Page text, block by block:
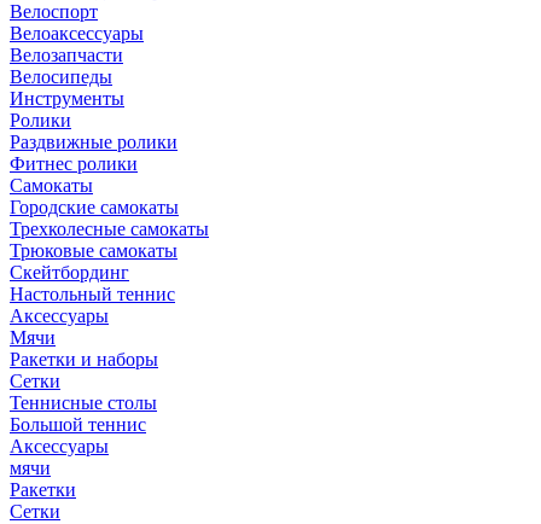
Велоспорт
Велоаксессуары
Велозапчасти
Велосипеды
Инструменты
Ролики
Раздвижные ролики
Фитнес ролики
Самокаты
Городские самокаты
Трехколесные самокаты
Трюковые самокаты
Скейтбординг
Настольный теннис
Аксессуары
Мячи
Ракетки и наборы
Сетки
Теннисные столы
Большой теннис
Аксессуары
мячи
Ракетки
Сетки